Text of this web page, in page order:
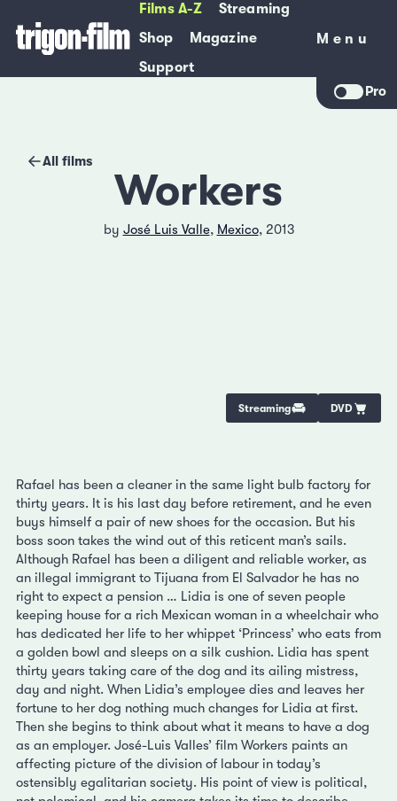
Films A-Z
Streaming
Shop
Magazine
Support
Menu
Menu
Pro
All films
Workers
by José Luis Valle, Mexico, 2013
Streaming DVD
Rafael has been a cleaner in the same light bulb factory for
thirty years. It is his last day before retirement, and he even
buys himself a pair of new shoes for the occasion. But his
boss soon takes the wind out of this reticent man’s sails.
Although Rafael has been a diligent and reliable worker, as
an illegal immigrant to Tijuana from El Salvador he has no
right to expect a pension … Lidia is one of seven people
keeping house for a rich Mexican woman in a wheelchair who
has dedicated her life to her whippet ‘Princess’ who eats from
a golden bowl and sleeps on a silk cushion. Lidia has spent
thirty years taking care of the dog and its ailing mistress,
day and night. When Lidia’s employee dies and leaves her
fortune to her dog nothing much changes for Lidia at first.
Then she begins to think about what it means to have a dog
as an employer. José-Luis Valles’ film Workers paints an
affecting picture of the division of labour in today’s
ostensibly egalitarian society. His point of view is political,